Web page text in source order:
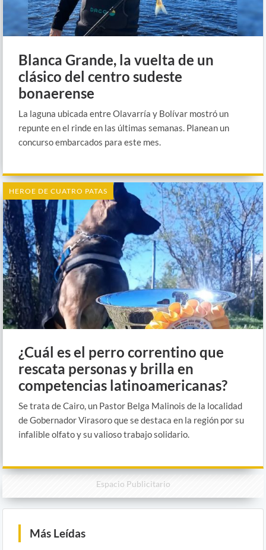
Blanca Grande, la vuelta de un
clásico del centro sudeste
bonaerense
La laguna ubicada entre Olavarría y Bolívar mostró un
repunte en el rinde en las últimas semanas. Planean un
concurso embarcados para este mes.
HEROE DE CUATRO PATAS
¿Cuál es el perro correntino que
rescata personas y brilla en
competencias latinoamericanas?
Se trata de Cairo, un Pastor Belga Malinois de la localidad
de Gobernador Virasoro que se destaca en la región por su
infalible olfato y su valioso trabajo solidario.
Espacio Publicitario
Más Leídas